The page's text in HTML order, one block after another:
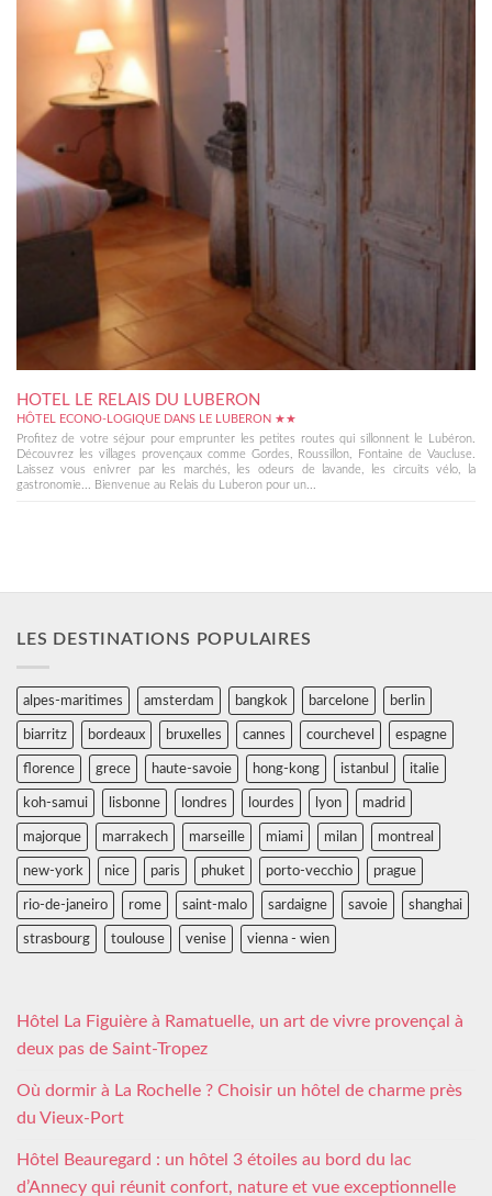
HOTEL LE RELAIS DU LUBERON
HÔTEL ECONO-LOGIQUE DANS LE LUBERON ★★
Profitez de votre séjour pour emprunter les petites routes qui sillonnent le Lubéron.
Découvrez les villages provençaux comme Gordes, Roussillon, Fontaine de Vaucluse.
Laissez vous enivrer par les marchés, les odeurs de lavande, les circuits vélo, la
gastronomie... Bienvenue au Relais du Luberon pour un...
LES DESTINATIONS POPULAIRES
alpes-maritimes amsterdam bangkok barcelone berlin
biarritz bordeaux bruxelles cannes courchevel espagne
florence grece haute-savoie hong-kong istanbul italie
koh-samui lisbonne londres lourdes lyon madrid
majorque marrakech marseille miami milan montreal
new-york nice paris phuket porto-vecchio prague
rio-de-janeiro rome saint-malo sardaigne savoie shanghai
strasbourg toulouse venise vienna - wien
Hôtel La Figuière à Ramatuelle, un art de vivre provençal à
deux pas de Saint-Tropez
Où dormir à La Rochelle ? Choisir un hôtel de charme près
du Vieux-Port
Hôtel Beauregard : un hôtel 3 étoiles au bord du lac
d’Annecy qui réunit confort, nature et vue exceptionnelle